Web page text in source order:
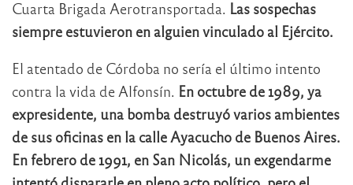
Cuarta Brigada Aerotransportada. Las sospechas
siempre estuvieron en alguien vinculado al Ejército.
El atentado de Córdoba no sería el último intento
contra la vida de Alfonsín. En octubre de 1989, ya
expresidente, una bomba destruyó varios ambientes
de sus oficinas en la calle Ayacucho de Buenos Aires.
En febrero de 1991, en San Nicolás, un exgendarme